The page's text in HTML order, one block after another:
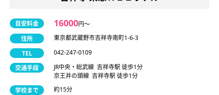
目安料金 16000円〜
住所
東京都武蔵野市吉祥寺南町1-6-3
TEL
042-247-0109
交通手段
JR中央・総武線 吉祥寺駅 徒歩1分
京王井の頭線 吉祥寺駅 徒歩1分
学校まで
約15分